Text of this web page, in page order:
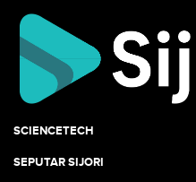
SCIENCETECH
SEPUTAR SIJORI